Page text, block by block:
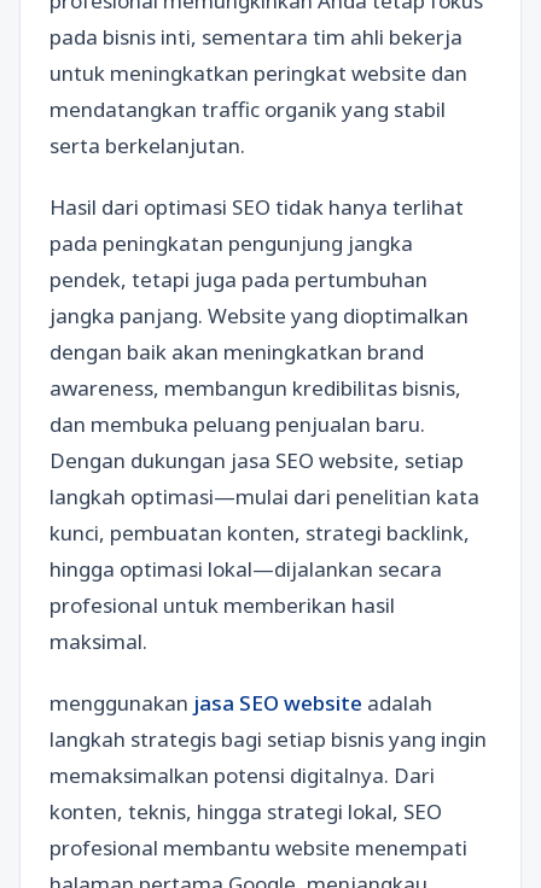
pada bisnis inti, sementara tim ahli bekerja
untuk meningkatkan peringkat website dan
mendatangkan traffic organik yang stabil
serta berkelanjutan.
Hasil dari optimasi SEO tidak hanya terlihat
pada peningkatan pengunjung jangka
pendek, tetapi juga pada pertumbuhan
jangka panjang. Website yang dioptimalkan
dengan baik akan meningkatkan brand
awareness, membangun kredibilitas bisnis,
dan membuka peluang penjualan baru.
Dengan dukungan jasa SEO website, setiap
langkah optimasi—mulai dari penelitian kata
kunci, pembuatan konten, strategi backlink,
hingga optimasi lokal—dijalankan secara
profesional untuk memberikan hasil
maksimal.
menggunakan jasa SEO website adalah
langkah strategis bagi setiap bisnis yang ingin
memaksimalkan potensi digitalnya. Dari
konten, teknis, hingga strategi lokal, SEO
profesional membantu website menempati